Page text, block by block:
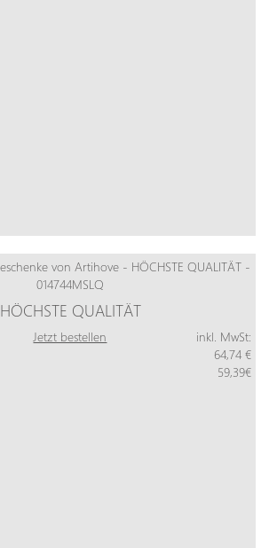
HÖCHSTE QUALITÄT
Jetzt bestellen
inkl. MwSt:
64,74 €
59,39€